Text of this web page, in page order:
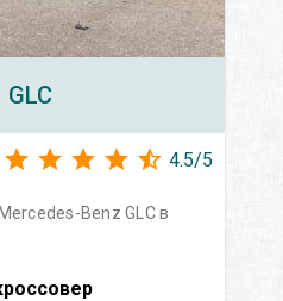
GLC
4.5/5
Benz GLC в